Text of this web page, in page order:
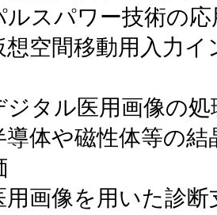
ルスパワー技術の
想空間移動用入力
ジタル医用画像の
体や磁性体等の
用画像を用いた診